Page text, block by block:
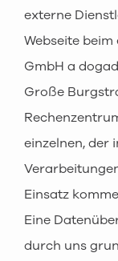
externe
Webseite
GmbH a
Große
einzelnen, der
Einsatz
Eine
durch uns